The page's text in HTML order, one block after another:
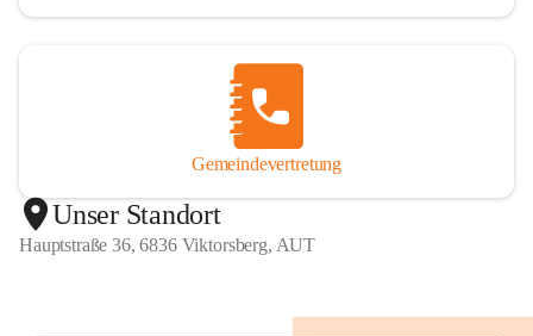
Gemeindevertretung
Unser Standort
Hauptstraße 36, 6836 Viktorsberg, AUT